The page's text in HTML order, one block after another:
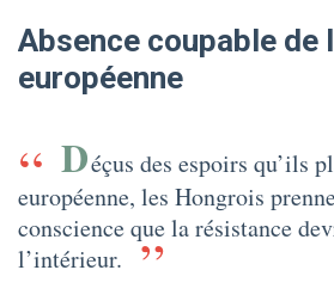
Absence coupable de
européenne
Déçus des espoirs qu’ils
européenne, les Hongrois
conscience que la résistance
l’intérieur.